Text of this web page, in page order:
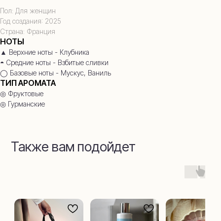
Пол: Для женщин
Год создания: 2025
Страна: Франция
НОТЫ
▲ Верхние ноты - Клубника
◓ Средние ноты - Взбитые сливки
◯ Базовые ноты - Мускус, Ваниль
ТИП АРОМАТА
◎ Фруктовые
◎ Гурманские
Также вам подойдет